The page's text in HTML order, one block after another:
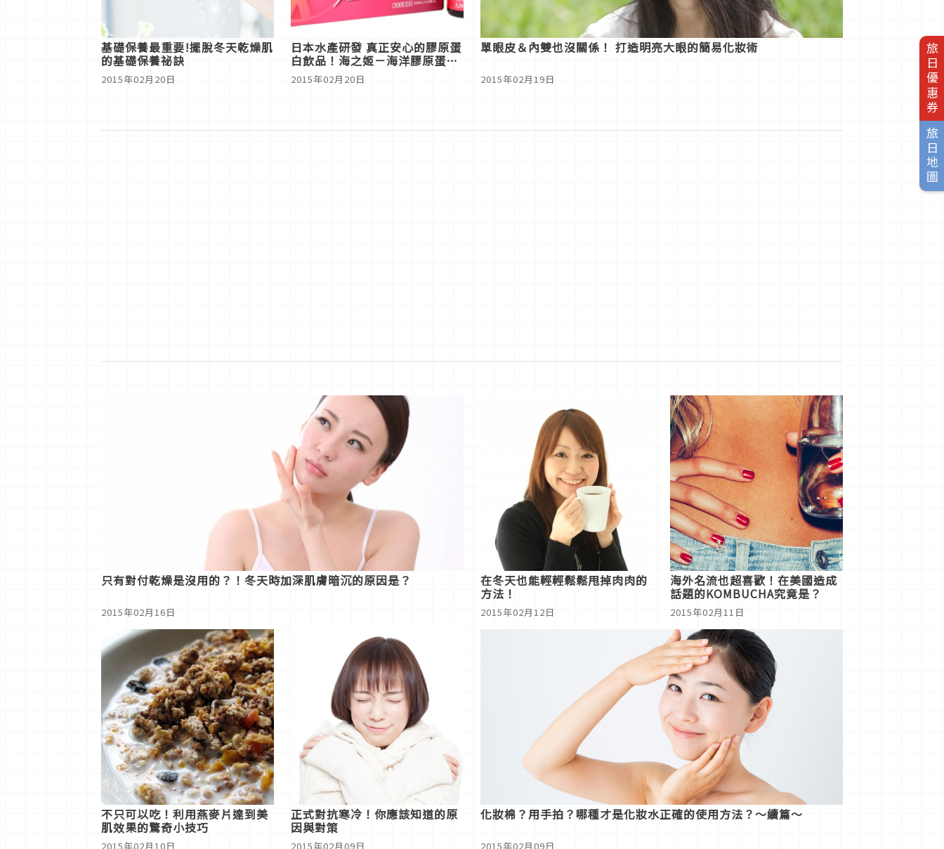
旅日優惠券
旅日地圖
基礎保養最重要!擺脫冬天乾燥肌
的基礎保養祕訣
2015年02月20日
日本水產研發 真正安心的膠原蛋
白飲品！海之姬－海洋膠原蛋白
肽飲品
2015年02月20日
單眼皮＆內雙也沒關係！ 打造明亮大眼的簡易化妝術
2015年02月19日
只有對付乾燥是沒用的？！冬天時加深肌膚暗沉的原因是？
2015年02月16日
在冬天也能輕輕鬆鬆甩掉肉肉的
方法！
2015年02月12日
海外名流也超喜歡！在美國造成
話題的KOMBUCHA究竟是？
2015年02月11日
不只可以吃！利用燕麥片達到美
肌效果的驚奇小技巧
2015年02月10日
正式對抗寒冷！你應該知道的原
因與對策
2015年02月09日
化妝棉？用手拍？哪種才是化妝水正確的使用方法？～續篇～
2015年02月09日